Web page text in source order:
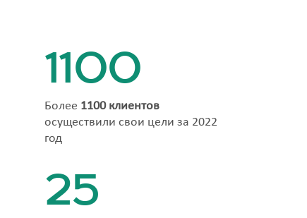
1100
Более 1100 клиентов
осуществили свои цели за 2022
год
25